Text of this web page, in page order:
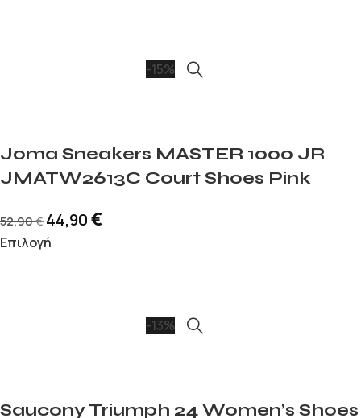
-15%
Joma Sneakers MASTER 1000 JR
JMATW2613C Court Shoes Pink
52,90€ 44,90€
Επιλογή
-13%
Saucony Triumph 24 Women’s Shoes